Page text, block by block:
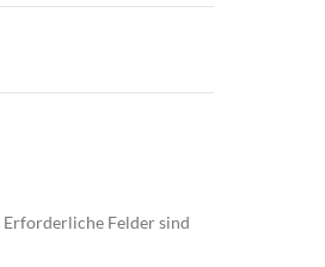
Erforderliche Felder sind